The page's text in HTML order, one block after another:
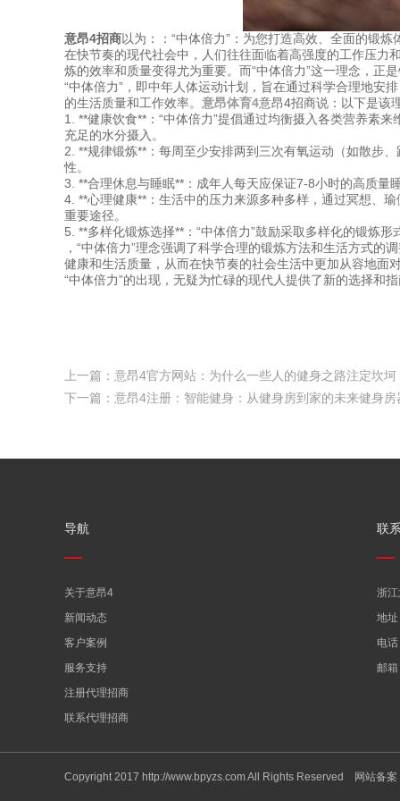
意昂4招商以为：：“中体倍力”：为您打造高效、全面的锻炼
在快节奏的现代社会中，人们往往面临着高强度的工作压力
炼的效率和质量变得尤为重要。而“中体倍力”这一理念，正
“中体倍力”，即中年人体运动计划，旨在通过科学合理地安
的生活质量和工作效率。 意昂体育4意昂4招商说：以下是该
1. **健康饮食**：“中体倍力”提倡通过均衡摄入各类营养素
充足的水分摄入。
2. **规律锻炼**：每周至少安排两到三次有氧运动（如散步
性。
3. **合理休息与睡眠**：成年人每天应保证7-8小时的高质
4. **心理健康**：生活中的压力来源多种多样，通过冥想、
重要途径。
5. **多样化锻炼选择**：“中体倍力”鼓励采取多样化的锻炼
，“中体倍力”理念强调了科学合理的锻炼方法和生活方式的
健康和生活质量，从而在快节奏的社会生活中更加从容地面
“中体倍力”的出现，无疑为忙碌的现代人提供了新的选择和
上一篇： 意昂4官方网站：为什么一些人的健身之路注定坎坷
下一篇： 意昂4注册：智能健身：从健身房到家的未来健身房
导航
关于意昂4
新闻动态
客户案例
服务支持
注册代理招商
联系代理招商
联
浙
地
电
邮
Copyright 2017 http://www.bpyzs.com All Rights Reserved 网站备案